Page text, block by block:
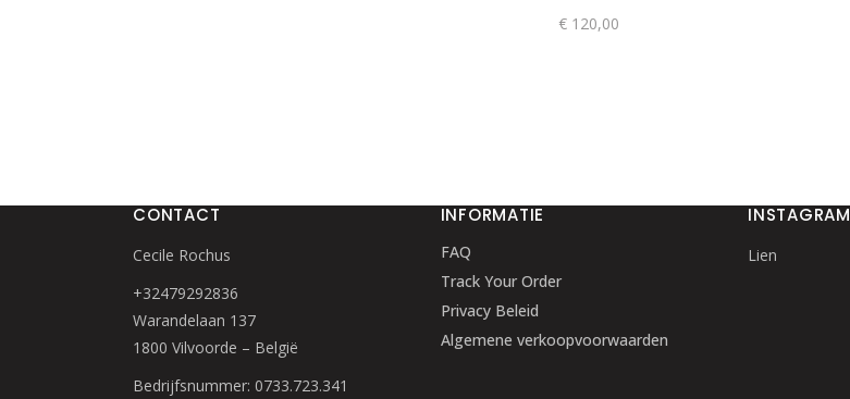
€ 120,00
CONTACT
Cecile Rochus
+32479292836
Warandelaan 137
1800 Vilvoorde – België
Bedrijfsnummer: 0733.723.341
INFORMATIE
FAQ
Track Your Order
Privacy Beleid
Algemene verkoopvoorwaarden
INSTAGRAM
Lien